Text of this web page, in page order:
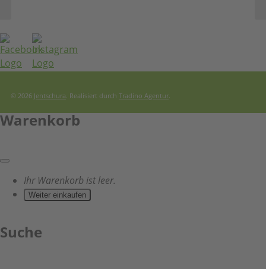
© 2026 Jentschura. Realisiert durch Tradino Agentur.
Warenkorb
Ihr Warenkorb ist leer.
Weiter einkaufen
Suche